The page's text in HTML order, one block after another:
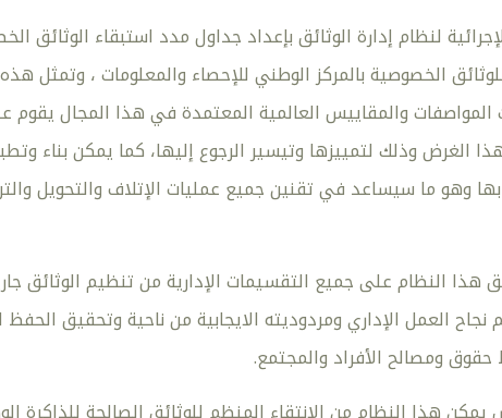
لنظام إدارة الوثائق بإعداد جداول مدد استبقاء
الخصوصية بالمركز الوطني للإحصاء والمعلومات ، وتمثل
والمقاييس العالمية المعتمدة في هذا المجال يقوم
الغرض وذلك لتمييزها وتيسير الرجوع إليها، كما يمكن بناء
بها وهو ما سيساعد في تقنين جميع عمليات الإتلاف والتحويل
هذا النظام على جميع التقسيمات الإدارية من تنظيم الوثائق
نجاح العمل الإداري ومردوديته الايجابية من ناحية وتحقيق
ومصالح الأفراد والمجتمع.